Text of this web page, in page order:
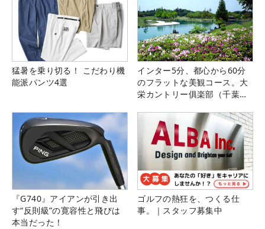
猛暑を乗り切る！ こだわり機
能派パンツ4選
インター5分、都心から60分
のフラットな美観コース。大
栄カントリー俱楽部（千葉
『G740』アイアンが引き出
す“反則級”の寛容性と飛びは
本当だった！
ゴルフの熱狂を、つくる仕
事。｜スタッフ募集中